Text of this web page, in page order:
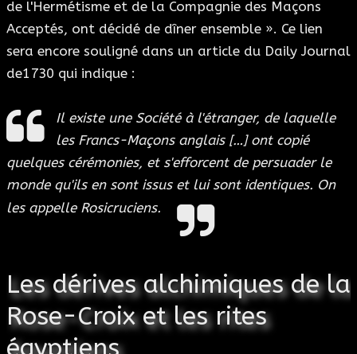
de l'Hermétisme et de la Compagnie des Maçons
Acceptés, ont décidé de dîner ensemble ». Ce lien
sera encore souligné dans un article du Daily Journal
de1730 qui indique :
Il existe une Société à l'étranger, de laquelle
les Francs-Maçons anglais […] ont copié
quelques cérémonies, et s'efforcent de persuader le
monde qu'ils en sont issus et lui sont identiques. On
les appelle Rosicruciens.
Les dérives alchimiques de la
Rose-Croix et les rites
égyptiens